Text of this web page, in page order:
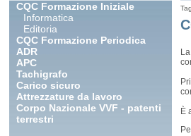
CQC Formazione Iniziale
Informatica
Editoria
CQC Formazione Periodica
ADR
APC
Tachigrafo
Carico sicuro
Attrezzature da lavoro
Corpo Nazionale VVF - patenti
terrestri
È